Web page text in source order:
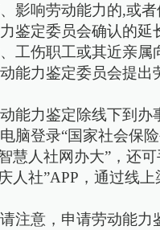
影响劳动能力的,或
力鉴定委员会确认的
工伤职工或其近亲属
能力鉴定委员会提出
能力鉴定除线下到办
脑登录“国家社会保
慧人社网办大”，还
人社”APP，通过线上
注意，申请劳动能力